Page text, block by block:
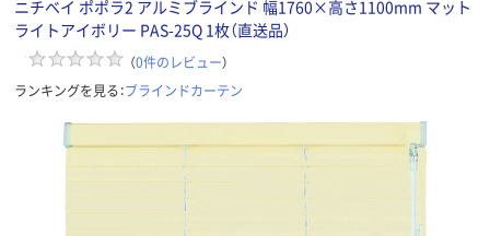
ニチベイ ポポラ2 アルミブラインド 幅1760×高さ1100mm マット
ライトアイボリー PAS-25Q 1枚（直送品）
（0件のレビュー）
ランキングを見る：ブラインドカーテン